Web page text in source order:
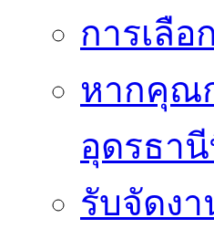
การเลือ
หากคุณ
อุดรธา
รับจัดง